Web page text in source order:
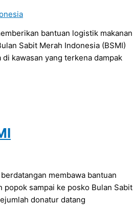
bantuan logistik makanan
Sabit Merah Indonesia (BSMI)
kawasan yang terkena dampak
membawa bantuan
popok sampai ke posko Bulan Sabit
donatur datang